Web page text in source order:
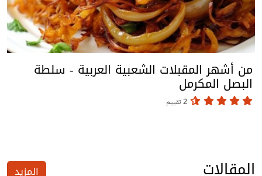
من أشهر المقبلات الشعبية العربية - سلطة
البصل المكرمل
2 تقييم
المقالات المزيد